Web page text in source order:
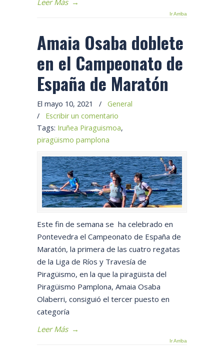
Leer Más →
Ir Arriba
Amaia Osaba doblete
en el Campeonato de
España de Maratón
El mayo 10, 2021 /
General
/ Escribir un comentario
Tags: Iruñea Piraguismoa,
piragüismo pamplona
Este fin de semana se ha celebrado en
Pontevedra el Campeonato de España de
Maratón, la primera de las cuatro regatas
de la Liga de Ríos y Travesía de
Piragüismo, en la que la piragüista del
Piragüismo Pamplona, Amaia Osaba
Olaberri, consiguió el tercer puesto en
categoría
Leer Más →
Ir Arriba